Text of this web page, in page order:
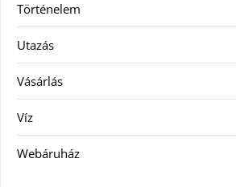
Történelem
Utazás
Vásárlás
Víz
Webáruház